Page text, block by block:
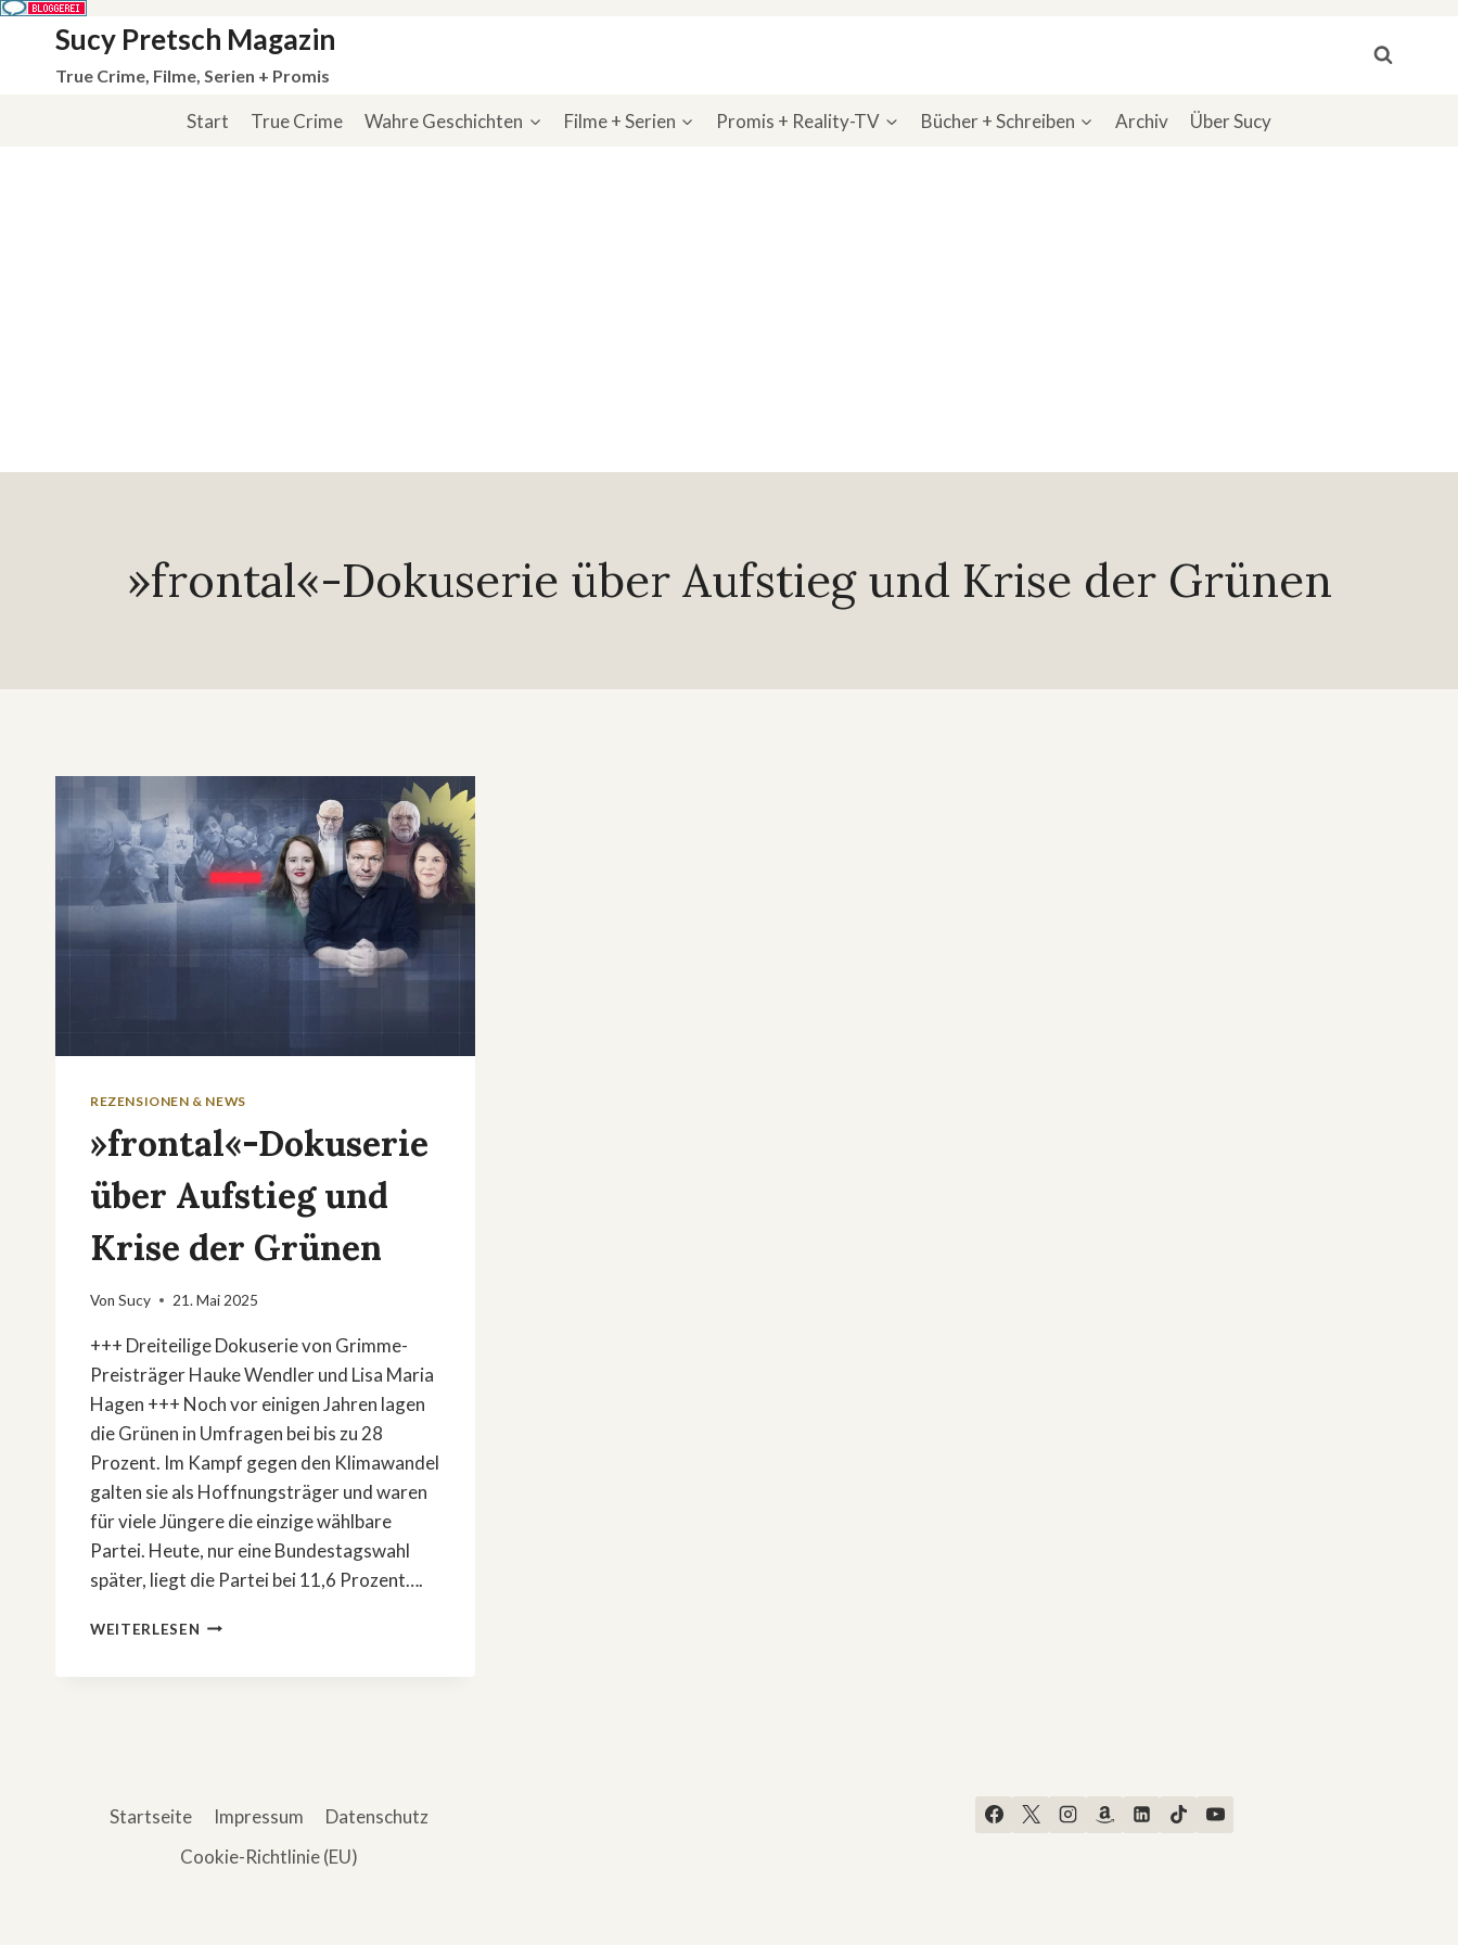
springen
Sucy Pretsch Magazin
True Crime, Filme, Serien + Promis
Start True Crime Wahre Geschichten Filme + Serien Promis + Reality-TV Bücher + Schreiben Archiv Über Sucy
»frontal«-Dokuserie über Aufstieg und Krise der Grünen
REZENSIONEN & NEWS
»frontal«-Dokuserie
über Aufstieg und
Krise der Grünen
Von Sucy 21. Mai 2025
+++ Dreiteilige Dokuserie von Grimme-
Preisträger Hauke Wendler und Lisa Maria
Hagen +++ Noch vor einigen Jahren lagen
die Grünen in Umfragen bei bis zu 28
Prozent. Im Kampf gegen den Klimawandel
galten sie als Hoffnungsträger und waren
für viele Jüngere die einzige wählbare
Partei. Heute, nur eine Bundestagswahl
später, liegt die Partei bei 11,6 Prozent….
WEITERLESEN »FRONTAL«-
Startseite Impressum
Datenschutz
Cookie-Richtlinie (EU)